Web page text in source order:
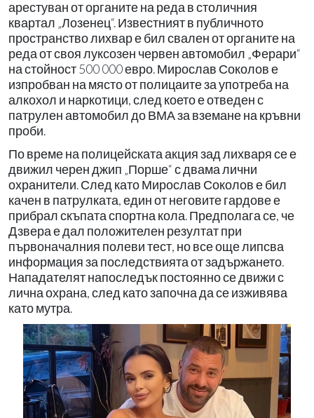
арестуван от органите на реда в столичния
квартал „Лозенец“. Известният в публичното
пространство лихвар е бил свален от органите на
реда от своя луксозен червен автомобил „Ферари“
на стойност 500 000 евро. Мирослав Соколов е
изпробван на място от полицаите за употреба на
алкохол и наркотици, след което е отведен с
патрулен автомобил до ВМА за вземане на кръвни
проби.
По време на полицейската акция зад лихваря се е
движил черен джип „Порше“ с двама лични
охранители. След като Мирослав Соколов е бил
качен в патрулката, един от неговите гардове е
прибрал скъпата спортна кола. Предполага се, че
Дзвера е дал положителен резултат при
първоначалния полеви тест, но все още липсва
информация за последствията от задържането.
Нападателят напоследък постоянно се движи с
лична охрана, след като започна да се изживява
като мутра.